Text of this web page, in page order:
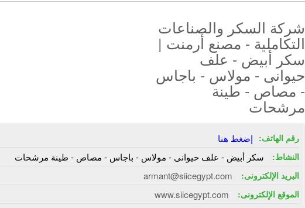
شركة السكر والصناعات
التكاملية - مصنع أرمنت |
سكر أبيض - علف
حيوانى - مولاس - باجاس
- مصاص - طينة
مرشحات
رقم الهاتف: إضغط هنا
النشاط: سكر أبيض - علف حيوانى - مولاس - باجاس - مصاص - طينة مرشحات
البريد الإلكترونى: armant@siicegypt.com
الموقع الإلكترونى: www.siicegypt.com